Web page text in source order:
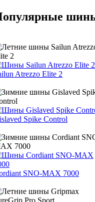
Atrezzo Elite 2
Spike Control
SNO-MAX 7000